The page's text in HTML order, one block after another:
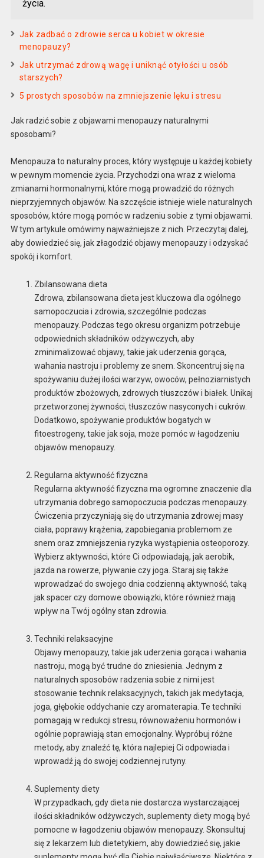
życia.
Jak zadbać o zdrowie serca u kobiet w okresie
menopauzy?
Jak utrzymać zdrową wagę i uniknąć otyłości u osób
starszych?
5 prostych sposobów na zmniejszenie lęku i stresu
Jak radzić sobie z objawami menopauzy naturalnymi
sposobami?
Menopauza to naturalny proces, który występuje u każdej kobiety
w pewnym momencie życia. Przychodzi ona wraz z wieloma
zmianami hormonalnymi, które mogą prowadzić do różnych
nieprzyjemnych objawów. Na szczęście istnieje wiele naturalnych
sposobów, które mogą pomóc w radzeniu sobie z tymi objawami.
W tym artykule omówimy najważniejsze z nich. Przeczytaj dalej,
aby dowiedzieć się, jak złagodzić objawy menopauzy i odzyskać
spokój i komfort.
Zbilansowana dieta
Zdrowa, zbilansowana dieta jest kluczowa dla ogólnego
samopoczucia i zdrowia, szczególnie podczas
menopauzy. Podczas tego okresu organizm potrzebuje
odpowiednich składników odżywczych, aby
zminimalizować objawy, takie jak uderzenia gorąca,
wahania nastroju i problemy ze snem. Skoncentruj się na
spożywaniu dużej ilości warzyw, owoców, pełnoziarnistych
produktów zbożowych, zdrowych tłuszczów i białek. Unikaj
przetworzonej żywności, tłuszczów nasyconych i cukrów.
Dodatkowo, spożywanie produktów bogatych w
fitoestrogeny, takie jak soja, może pomóc w łagodzeniu
objawów menopauzy.
Regularna aktywność fizyczna
Regularna aktywność fizyczna ma ogromne znaczenie dla
utrzymania dobrego samopoczucia podczas menopauzy.
Ćwiczenia przyczyniają się do utrzymania zdrowej masy
ciała, poprawy krążenia, zapobiegania problemom ze
snem oraz zmniejszenia ryzyka wystąpienia osteoporozy.
Wybierz aktywności, które Ci odpowiadają, jak aerobik,
jazda na rowerze, pływanie czy joga. Staraj się także
wprowadzać do swojego dnia codzienną aktywność, taką
jak spacer czy domowe obowiązki, które również mają
wpływ na Twój ogólny stan zdrowia.
Techniki relaksacyjne
Objawy menopauzy, takie jak uderzenia gorąca i wahania
nastroju, mogą być trudne do zniesienia. Jednym z
naturalnych sposobów radzenia sobie z nimi jest
stosowanie technik relaksacyjnych, takich jak medytacja,
joga, głębokie oddychanie czy aromaterapia. Te techniki
pomagają w redukcji stresu, równoważeniu hormonów i
ogólnie poprawiają stan emocjonalny. Wypróbuj różne
metody, aby znaleźć tę, która najlepiej Ci odpowiada i
wprowadź ją do swojej codziennej rutyny.
Suplementy diety
W przypadkach, gdy dieta nie dostarcza wystarczającej
ilości składników odżywczych, suplementy diety mogą być
pomocne w łagodzeniu objawów menopauzy. Skonsultuj
się z lekarzem lub dietetykiem, aby dowiedzieć się, jakie